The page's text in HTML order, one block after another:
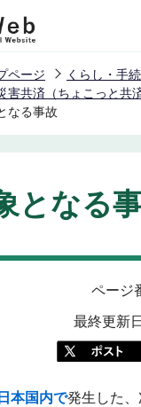
ページ くらし・手
害共済（ちょこっと共済
なる事故
となる
ページ
最終更新
日本国内で発生した